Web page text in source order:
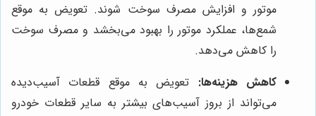
موتور و افزایش مصرف سوخت شوند. تعویض به موقع
شمع‌ها، عملکرد موتور را بهبود می‌بخشد و مصرف سوخت
را کاهش می‌دهد.
کاهش هزینه‌ها: تعویض به موقع قطعات آسیب‌دیده
می‌تواند از بروز آسیب‌های بیشتر به سایر قطعات خودرو